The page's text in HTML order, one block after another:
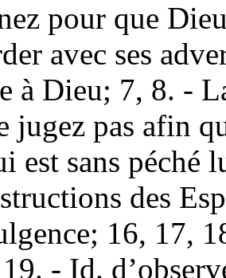
pour que
avec ses
à Dieu; 7, 8. -
jugez pas afin
est sans péché
des
16, 17,
19. - Id.